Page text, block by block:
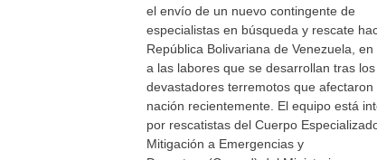
el envío de un nuevo contingente de
especialistas en búsqueda y rescate
República Bolivariana de Venezuela, en
a las labores que se desarrollan tras los
devastadores terremotos que afectaron
nación recientemente. El equipo está
por rescatistas del Cuerpo
Mitigación a Emergencias y